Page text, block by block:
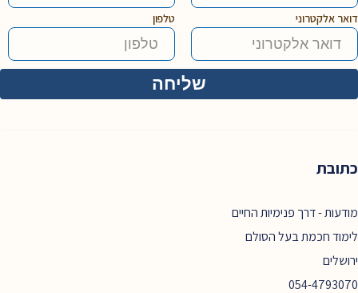
דואר אלקטרוני טלפון
כתובת
מודעות - דרך פנימיות החיים
לימוד חכמת בעל הסולם
ירושלים
054-4793070